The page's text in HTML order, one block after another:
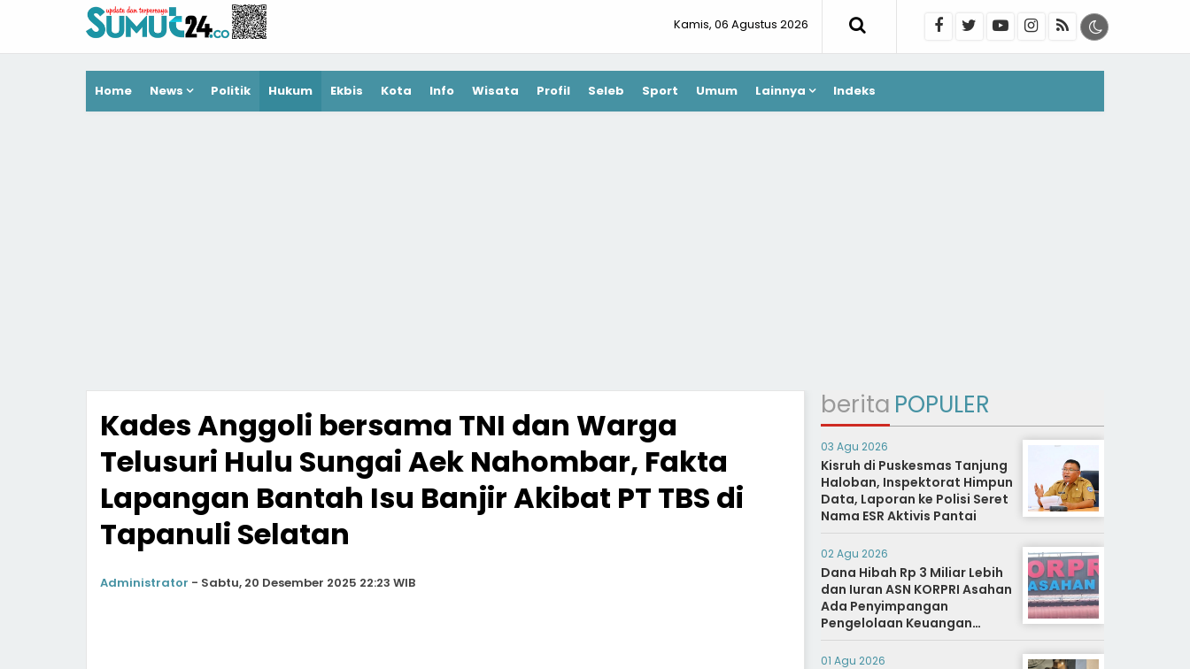
Kamis, 06 Agustus 2026
Home News Politik Hukum Ekbis Kota Info Wisata Profil Seleb Sport Umum Lainnya Indeks
Kades Anggoli bersama TNI dan Warga
Telusuri Hulu Sungai Aek Nahombar, Fakta
Lapangan Bantah Isu Banjir Akibat PT TBS di
Tapanuli Selatan
Administrator - Sabtu, 20 Desember 2025 22:23 WIB
berita POPULER
03 Agu 2026
Kisruh di Puskesmas Tanjung
Haloban, Inspektorat Himpun
Data, Laporan ke Polisi Seret
Nama ESR Aktivis Pantai
02 Agu 2026
Dana Hibah Rp 3 Miliar Lebih
dan Iuran ASN KORPRI Asahan
Ada Penyimpangan
Pengelolaan Keuangan
Dipertanyakan, Aparat
Diminta Segera Usut
01 Agu 2026